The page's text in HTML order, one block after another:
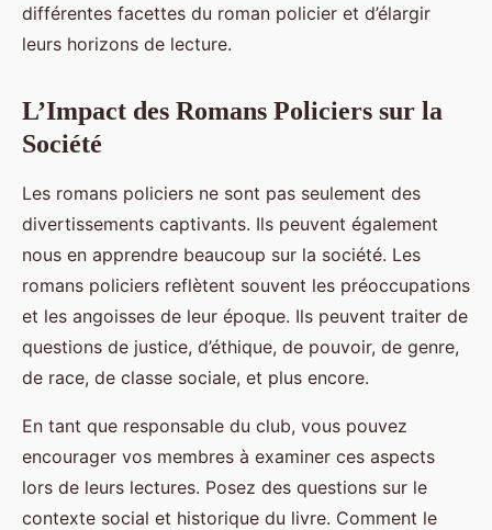
différentes facettes du roman policier et d’élargir
leurs horizons de lecture.
L’Impact des Romans Policiers sur la
Société
Les romans policiers ne sont pas seulement des
divertissements captivants. Ils peuvent également
nous en apprendre beaucoup sur la société. Les
romans policiers reflètent souvent les préoccupations
et les angoisses de leur époque. Ils peuvent traiter de
questions de justice, d’éthique, de pouvoir, de genre,
de race, de classe sociale, et plus encore.
En tant que responsable du club, vous pouvez
encourager vos membres à examiner ces aspects
lors de leurs lectures. Posez des questions sur le
contexte social et historique du livre. Comment le